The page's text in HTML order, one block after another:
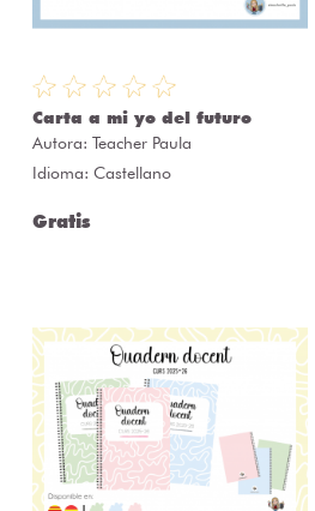
Carta a mi yo del futuro
Autora: Teacher Paula
Idioma: Castellano
Gratis